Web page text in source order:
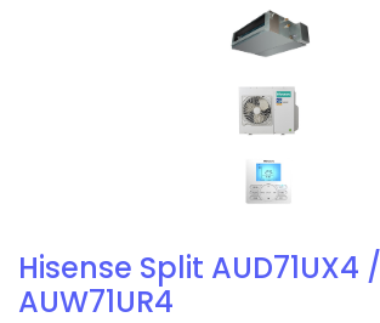
Hisense Split AUD71UX4 /
AUW71UR4